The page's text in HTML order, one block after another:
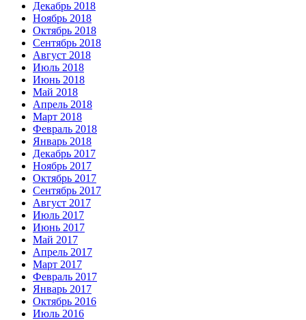
Декабрь 2018
Ноябрь 2018
Октябрь 2018
Сентябрь 2018
Август 2018
Июль 2018
Июнь 2018
Май 2018
Апрель 2018
Март 2018
Февраль 2018
Январь 2018
Декабрь 2017
Ноябрь 2017
Октябрь 2017
Сентябрь 2017
Август 2017
Июль 2017
Июнь 2017
Май 2017
Апрель 2017
Март 2017
Февраль 2017
Январь 2017
Октябрь 2016
Июль 2016